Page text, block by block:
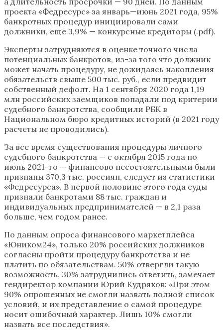
проекта «Федресурс» за январь—июнь 2021 года, 95%
банкротных процедур инициировали сами
должники, еще 3,9% — конкурсные кредиторы (.pdf).
Эксперты затрудняются в оценке точного числа
потенциальных банкротов, из-за того что должник
может начать процедуру, не дожидаясь накопления
обязательств свыше 500 тыс. руб., если предвидит
собственный дефолт. На 1 сентября 2020 года 1,19
млн российских заемщиков попадали под критерии
судебного банкротства, сообщили РБК в
Национальном бюро кредитных историй (в 2021 году
расчеты не проводились).
За все время существования процедуры личного
судебного банкротства — с октября 2015 года по
июнь 2021-го — финансово несостоятельными были
признаны 370,3 тыс. россиян, следует из статистики
«Федресурса». В первой половине этого года суды
признали банкротами 88 тыс. граждан и
индивидуальных предпринимателей — в 2,1 раза
больше, чем годом ранее.
По данным опроса финансового маркетплейса
«Юником24», только 20% российских должников
согласны пройти процедуру банкротства и не
платить по обязательствам. 50% отвергли такую
возможность, 30% затруднились ответить, замечает
гендиректор компании Юрий Кудряков: «При этом
90% опрошенных не смогли назвать полной список
условий, и их представление о самой процедуре
носит ошибочный характер. Лишь 10% смогли
назвать все последствия».